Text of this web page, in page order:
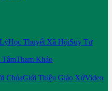
Học Thuyết Xã HộiSuy Tư
TâmTham Khảo
ChúaGiới Thiệu Giáo XứVideo